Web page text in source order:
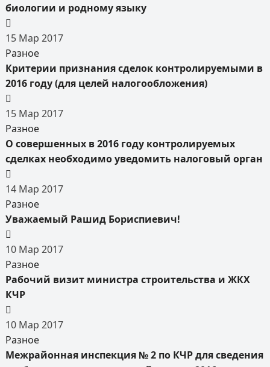
биологии и родному языку
15 Мар 2017
Разное
Критерии признания сделок контролируемыми в
2016 году (для целей налогообложения)
15 Мар 2017
Разное
О совершенных в 2016 году контролируемых
сделках необходимо уведомить налоговый орган
14 Мар 2017
Разное
Уважаемый Рашид Бориспиевич!
10 Мар 2017
Разное
Рабочий визит министра строительства и ЖКХ
КЧР
10 Мар 2017
Разное
Межрайонная инспекция № 2 по КЧР для сведения